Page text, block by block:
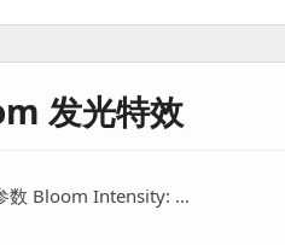
发光特效
数 Bloom Intensity: …